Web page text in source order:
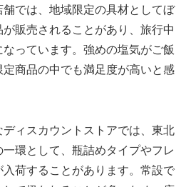
では、地域限定の具材としてぼ
販売されることがあり、旅行中
っています。強めの塩気がご飯
商品の中でも満足度が高いと感
ディスカウントストアでは、東北
環として、瓶詰めタイプやフレ
荷することがあります。常設で